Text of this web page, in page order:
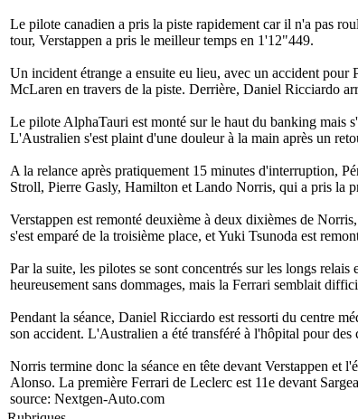
Le pilote canadien a pris la piste rapidement car il n'a pas
tour, Verstappen a pris le meilleur temps en 1'12"449.
Un incident étrange a ensuite eu lieu, avec un accident pour
McLaren en travers de la piste. Derrière, Daniel Ricciardo
Le pilote AlphaTauri est monté sur le haut du banking mais
L'Australien s'est plaint d'une douleur à la main après un
A la relance après pratiquement 15 minutes d'interruption,
Stroll, Pierre Gasly, Hamilton et Lando Norris, qui a pris la
Verstappen est remonté deuxième à deux dixièmes de
s'est emparé de la troisième place, et Yuki Tsunoda est
Par la suite, les pilotes se sont concentrés sur les longs
heureusement sans dommages, mais la Ferrari semblait
Pendant la séance, Daniel Ricciardo est ressorti du centre
son accident. L'Australien a été transféré à l'hôpital pour des
Norris termine donc la séance en tête devant Verstappen et
Alonso. La première Ferrari de Leclerc est 11e devant
source: Nextgen-Auto.com